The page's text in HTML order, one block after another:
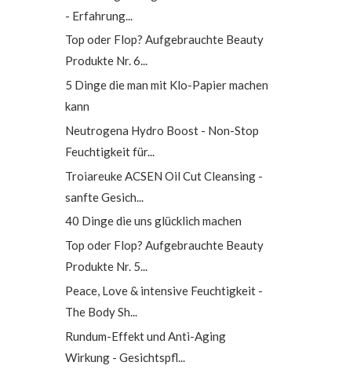
- Erfahrung...
Top oder Flop? Aufgebrauchte Beauty
Produkte Nr. 6...
5 Dinge die man mit Klo-Papier machen
kann
Neutrogena Hydro Boost - Non-Stop
Feuchtigkeit für...
Troiareuke ACSEN Oil Cut Cleansing -
sanfte Gesich...
40 Dinge die uns glücklich machen
Top oder Flop? Aufgebrauchte Beauty
Produkte Nr. 5...
Peace, Love & intensive Feuchtigkeit -
The Body Sh...
Rundum-Effekt und Anti-Aging
Wirkung - Gesichtspfl...